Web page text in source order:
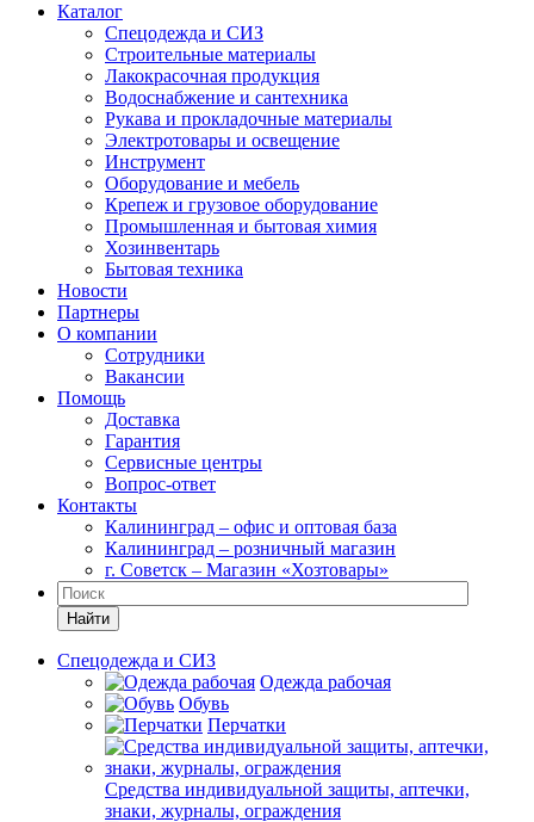
Каталог
Спецодежда и СИЗ
Строительные материалы
Лакокрасочная продукция
Водоснабжение и сантехника
Рукава и прокладочные материалы
Электротовары и освещение
Инструмент
Оборудование и мебель
Крепеж и грузовое оборудование
Промышленная и бытовая химия
Хозинвентарь
Бытовая техника
Новости
Партнеры
О компании
Сотрудники
Вакансии
Помощь
Доставка
Гарантия
Сервисные центры
Вопрос-ответ
Контакты
Калининград – офис и оптовая база
Калининград – розничный магазин
г. Советск – Магазин «Хозтовары»
Найти
Спецодежда и СИЗ
Одежда рабочая
Обувь
Перчатки
Средства индивидуальной защиты, аптечки,
знаки, журналы, ограждения